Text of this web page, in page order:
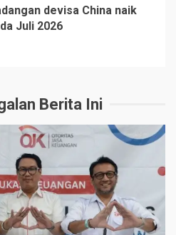
devisa China naik
Juli 2026
Berita Ini